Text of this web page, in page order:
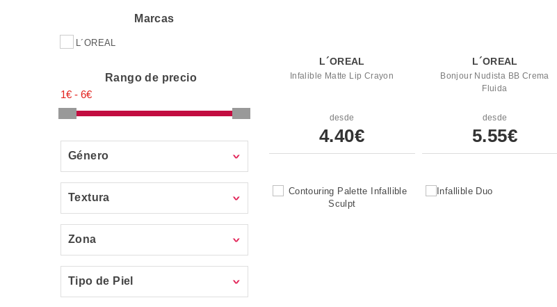
Marcas
L´OREAL
Rango de precio
Género
Textura
Zona
Tipo de Piel
L´OREAL
Infalible Matte Lip Crayon
desde
4.40€
L´OREAL
Bonjour Nudista BB Crema
Fluida
desde
5.55€